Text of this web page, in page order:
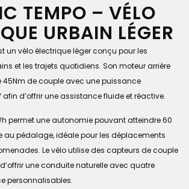
TEMPO – VÉLO
URBAIN LÉGER
un vélo électrique léger conçu pour les
et les trajets quotidiens. Son moteur arrière
45Nm de couple avec une puissance
d’offrir une assistance fluide et réactive.
permet une autonomie pouvant atteindre 60
au pédalage, idéale pour les déplacements
Le vélo utilise des capteurs de couple
une conduite naturelle avec quatre
personnalisables.